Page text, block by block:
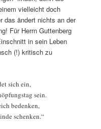
vielleicht doch
das ändert nichts an der
Für Herrn Guttenberg
in sein Leben
(!) kritisch zu
sich ein,
sein.
bedenken,
schenken.“